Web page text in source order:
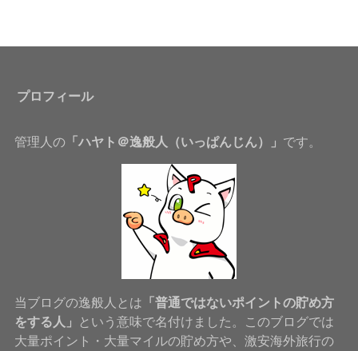
プロフィール
管理人の「ハヤト＠逸般人（いっぱんじん）」 です。
当ブログの逸般人とは 「普通ではないポイントの貯め方
をする人」
という意味で名付けました。このブログでは
大量ポイント・大量マイルの貯め方や、激安海外旅行の